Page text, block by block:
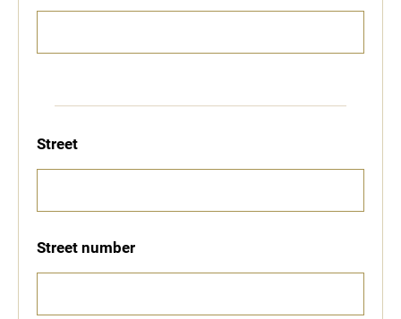
Street
Street number